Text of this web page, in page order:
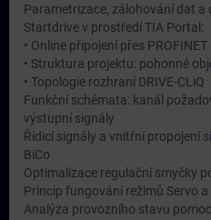
Parametrizace, zálohování dat
Startdrive v prostředí TIA Portal:
• Online připojení přes
• Struktura projektu: pohonné
• Topologie rozhraní DRIVE-CLiQ
Funkční schémata: kanál
výstupní signály
Řídicí signály a vnitřní propojení
BiCo
Optimalizace regulační smyčky
Princip fungování režimů Servo
Analýza provozního stavu